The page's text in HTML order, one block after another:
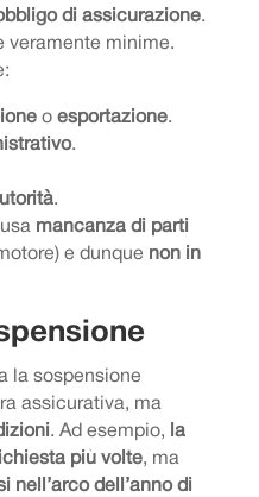
di assicurazione.
veramente minime.
o esportazione.
.
.
mancanza di parti
e dunque non in
la sospensione
assicurativa, ma
. Ad esempio,
la
più volte, ma
nell’arco dell’anno di